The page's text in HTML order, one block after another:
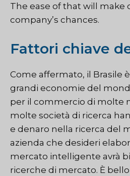
The ease of that will make
company’s chances.
Fattori chiave
Come affermato, il Brasile
grandi economie del
per il commercio di molte
molte società di ricerca
e denaro nella ricerca del
azienda che desideri
mercato intelligente avrà
ricerche di mercato. È